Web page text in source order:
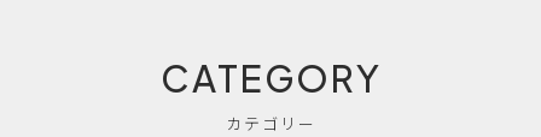
CATEGORY
カテゴリー